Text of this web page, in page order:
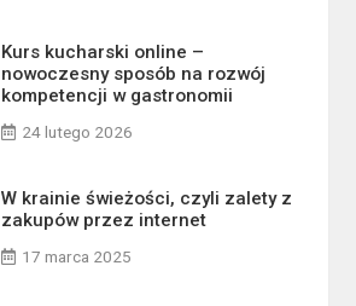
Kurs kucharski online –
nowoczesny sposób na rozwój
kompetencji w gastronomii
24 lutego 2026
W krainie świeżości, czyli zalety z
zakupów przez internet
17 marca 2025